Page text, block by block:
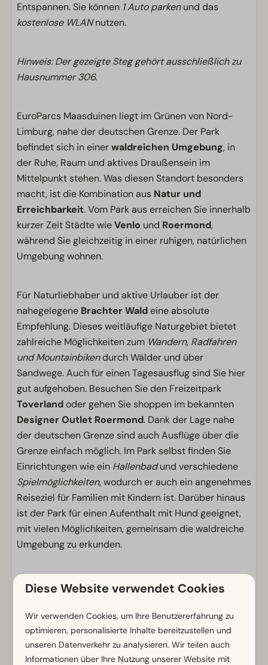
Entspannen. Sie können 1 Auto parkenund das
kostenlose WLANnutzen.
Hinweis: Der gezeigte Steg gehört ausschließlich zu
Hausnummer 306.
EuroParcs Maasduinen liegt im Grünen von Nord-
Limburg, nahe der deutschen Grenze. Der Park
befindet sich in einerwaldreichen Umgebung, in
der Ruhe, Raum und aktives Draußensein im
Mittelpunkt stehen. Was diesen Standort besonders
macht, ist die Kombination aus Natur und
Erreichbarkeit. Vom Park aus erreichen Sie innerhalb
kurzer Zeit Städte wieVenlo und Roermond,
während Sie gleichzeitig in einer ruhigen, natürlichen
Umgebung wohnen.
Für Naturliebhaber und aktive Urlauber ist der
nahegelegene Brachter Waldeine absolute
Empfehlung. Dieses weitläufige Naturgebiet bietet
zahlreiche Möglichkeiten zum Wandern, Radfahren
und Mountainbikendurch Wälder und über
Sandwege. Auch für einen Tagesausflug sind Sie hier
gut aufgehoben. Besuchen Sie den Freizeitpark
Toverlandoder gehen Sie shoppen im bekannten
Designer Outlet Roermond. Dank der Lage nahe
der deutschen Grenze sind auch Ausflüge über die
Grenze einfach möglich. Im Park selbst finden Sie
Einrichtungen wie ein Hallenbadund verschiedene
Spielmöglichkeiten, wodurch er auch ein angenehmes
Reiseziel für Familien mit Kindern ist. Darüber hinaus
ist der Park für einen Aufenthalt mit Hund geeignet,
mit vielen Möglichkeiten, gemeinsam die waldreiche
Umgebung zu erkunden.
Ob Sie zur Ruhe kommen möchten, einen aktiven
suchen, hier entdecken Sie die Vielseitigkeit von
Nord-Limburg.
Diese Website verwendet Cookies
Wir verwenden Cookies, um Ihre Benutzererfahrung zu
optimieren, personalisierte Inhalte bereitzustellen und
unseren Datenverkehr zu analysieren. Wir teilen auch
Informationen über Ihre Nutzung unserer Website mit